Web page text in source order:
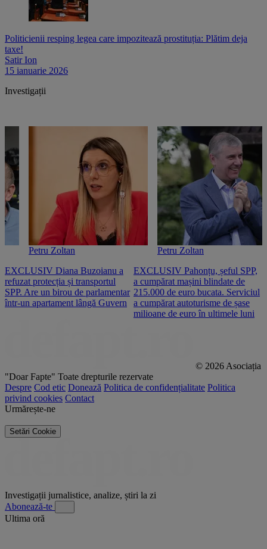
Politicienii resping legea care impozitează prostituția: Plătim deja
taxe!
Satir Ion
15 ianuarie 2026
Investigații
Petru Zoltan
EXCLUSIV Diana Buzoianu a
refuzat protecția și transportul
SPP. Are un birou de parlamentar
într-un apartament lângă Guvern
Petru Zoltan
EXCLUSIV Pahonțu, șeful SPP,
a cumpărat mașini blindate de
215.000 de euro bucata. Serviciul
a cumpărat autoturisme de șase
milioane de euro în ultimele luni
© 2026 Asociația
"Doar Fapte" Toate drepturile rezervate
Despre Cod etic Donează Politica de confidențialitate Politica
privind cookies Contact
Urmărește-ne
Setări Cookie
Investigații jurnalistice, analize, știri la zi
Abonează-te
Ultima oră